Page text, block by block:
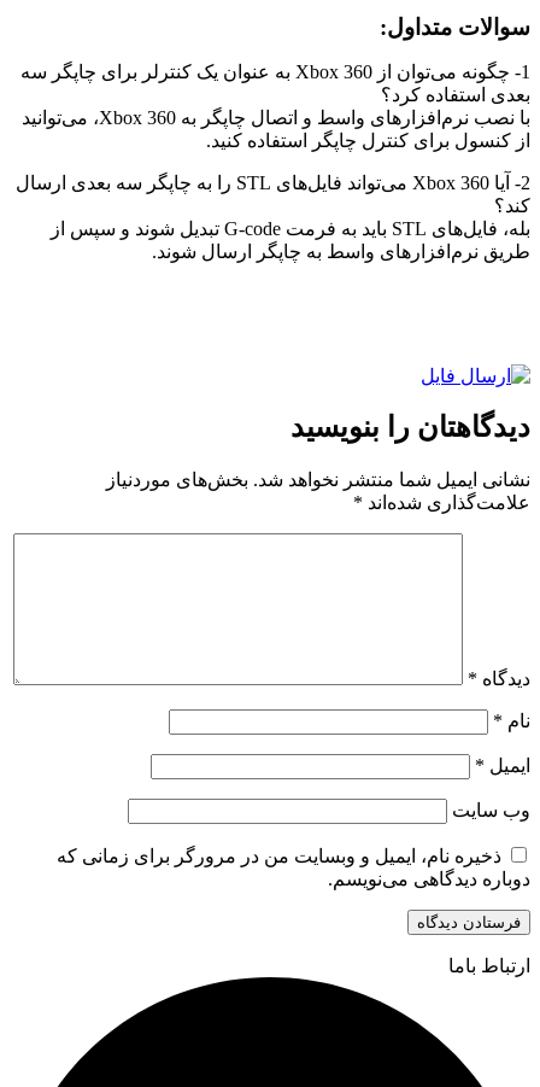
سوالات متداول:
1- چگونه می‌توان از Xbox 360 به عنوان یک کنترلر برای چاپگر سه
بعدی استفاده کرد؟
با نصب نرم‌افزارهای واسط و اتصال چاپگر به Xbox 360، می‌توانید
از کنسول برای کنترل چاپگر استفاده کنید.
2- آیا Xbox 360 می‌تواند فایل‌های STL را به چاپگر سه بعدی ارسال
کند؟
بله، فایل‌های STL باید به فرمت G-code تبدیل شوند و سپس از
طریق نرم‌افزارهای واسط به چاپگر ارسال شوند.
دیدگاهتان را بنویسید
نشانی ایمیل شما منتشر نخواهد شد. بخش‌های موردنیاز
علامت‌گذاری شده‌اند *
دیدگاه *
نام *
ایمیل *
وب‌ سایت
ذخیره نام، ایمیل و وبسایت من در مرورگر برای زمانی که
دوباره دیدگاهی می‌نویسم.
ارتباط باما